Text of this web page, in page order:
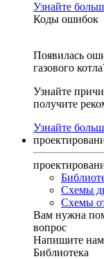
Узнайте
Коды ошибок
Появилась
газового
Узнайте
получите
Узнайте
Схемы
Схемы
Вам нужна
вопрос
Напишите нам
Библиотека